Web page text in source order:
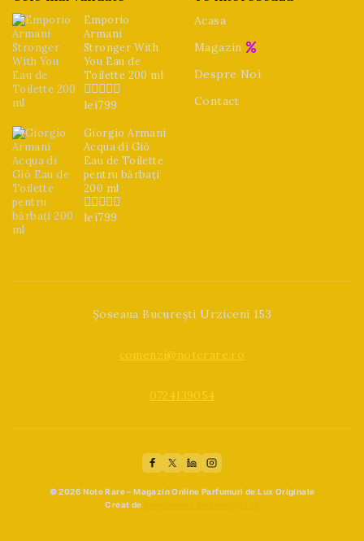
Emporio
Armani
Stronger With
You Eau de
Toilette 200 ml
0
5
lei799
Giorgio Armani
Acqua di Giò
Eau de Toilette
pentru bărbați
200 ml
0
lei799
Acasa
Magazin
Despre Noi
Contact
Șoseaua București Urziceni 153
comenzi@noterare.ro
0724139054
© 2026 Note Rare – Magazin Online Parfumuri de Lux Originale
Creat de